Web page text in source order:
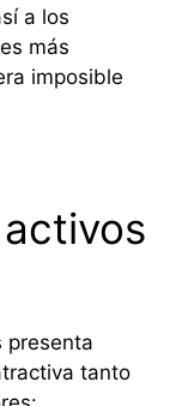
a los
más
imposible
presenta
tanto